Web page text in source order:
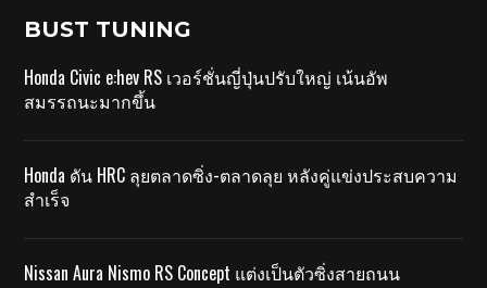
BUST TUNING
Honda Civic e:hev RS เวอร์ชั่นญี่ปุ่นปรับใหญ่ เน้นอัพ
สมรรถนะมากขึ้น
Honda ดัน HRC ลุยตลาดซิ่ง-ตลาดลุย หลังคู่แข่งประสบความ
สำเร็จ
Nissan Aura Nismo RS Concept แต่งเป็นตัวซิ่งสายถนน